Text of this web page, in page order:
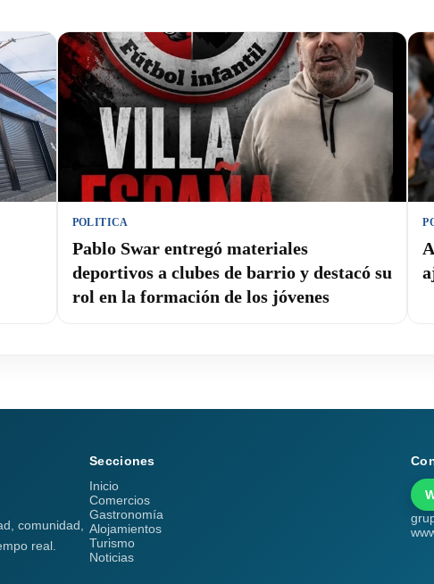
POLITICA
Pablo Swar entregó materiales
deportivos a clubes de barrio y destacó su
rol en la formación de los jóvenes
comunidad,
real.
Secciones
Inicio
Comercios
Gastronomía
Alojamientos
Turismo
Noticias